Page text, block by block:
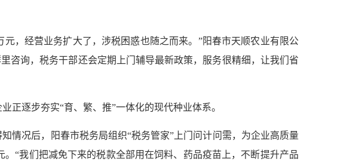
，经营业务扩大了，涉税困惑也随之而来。”阳春市天顺农业有限公
咨询，税务干部还会定期上门辅导最新政策，服务很精细，让我们省
正逐步夯实“育、繁、推”一体化的现代种业体系。
情况后，阳春市税务局组织“税务管家”上门问计问需，为企业高质量
“我们把减免下来的税款全部用在饲料、药品疫苗上，不断提升产品